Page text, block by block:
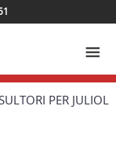
PER JULIOL